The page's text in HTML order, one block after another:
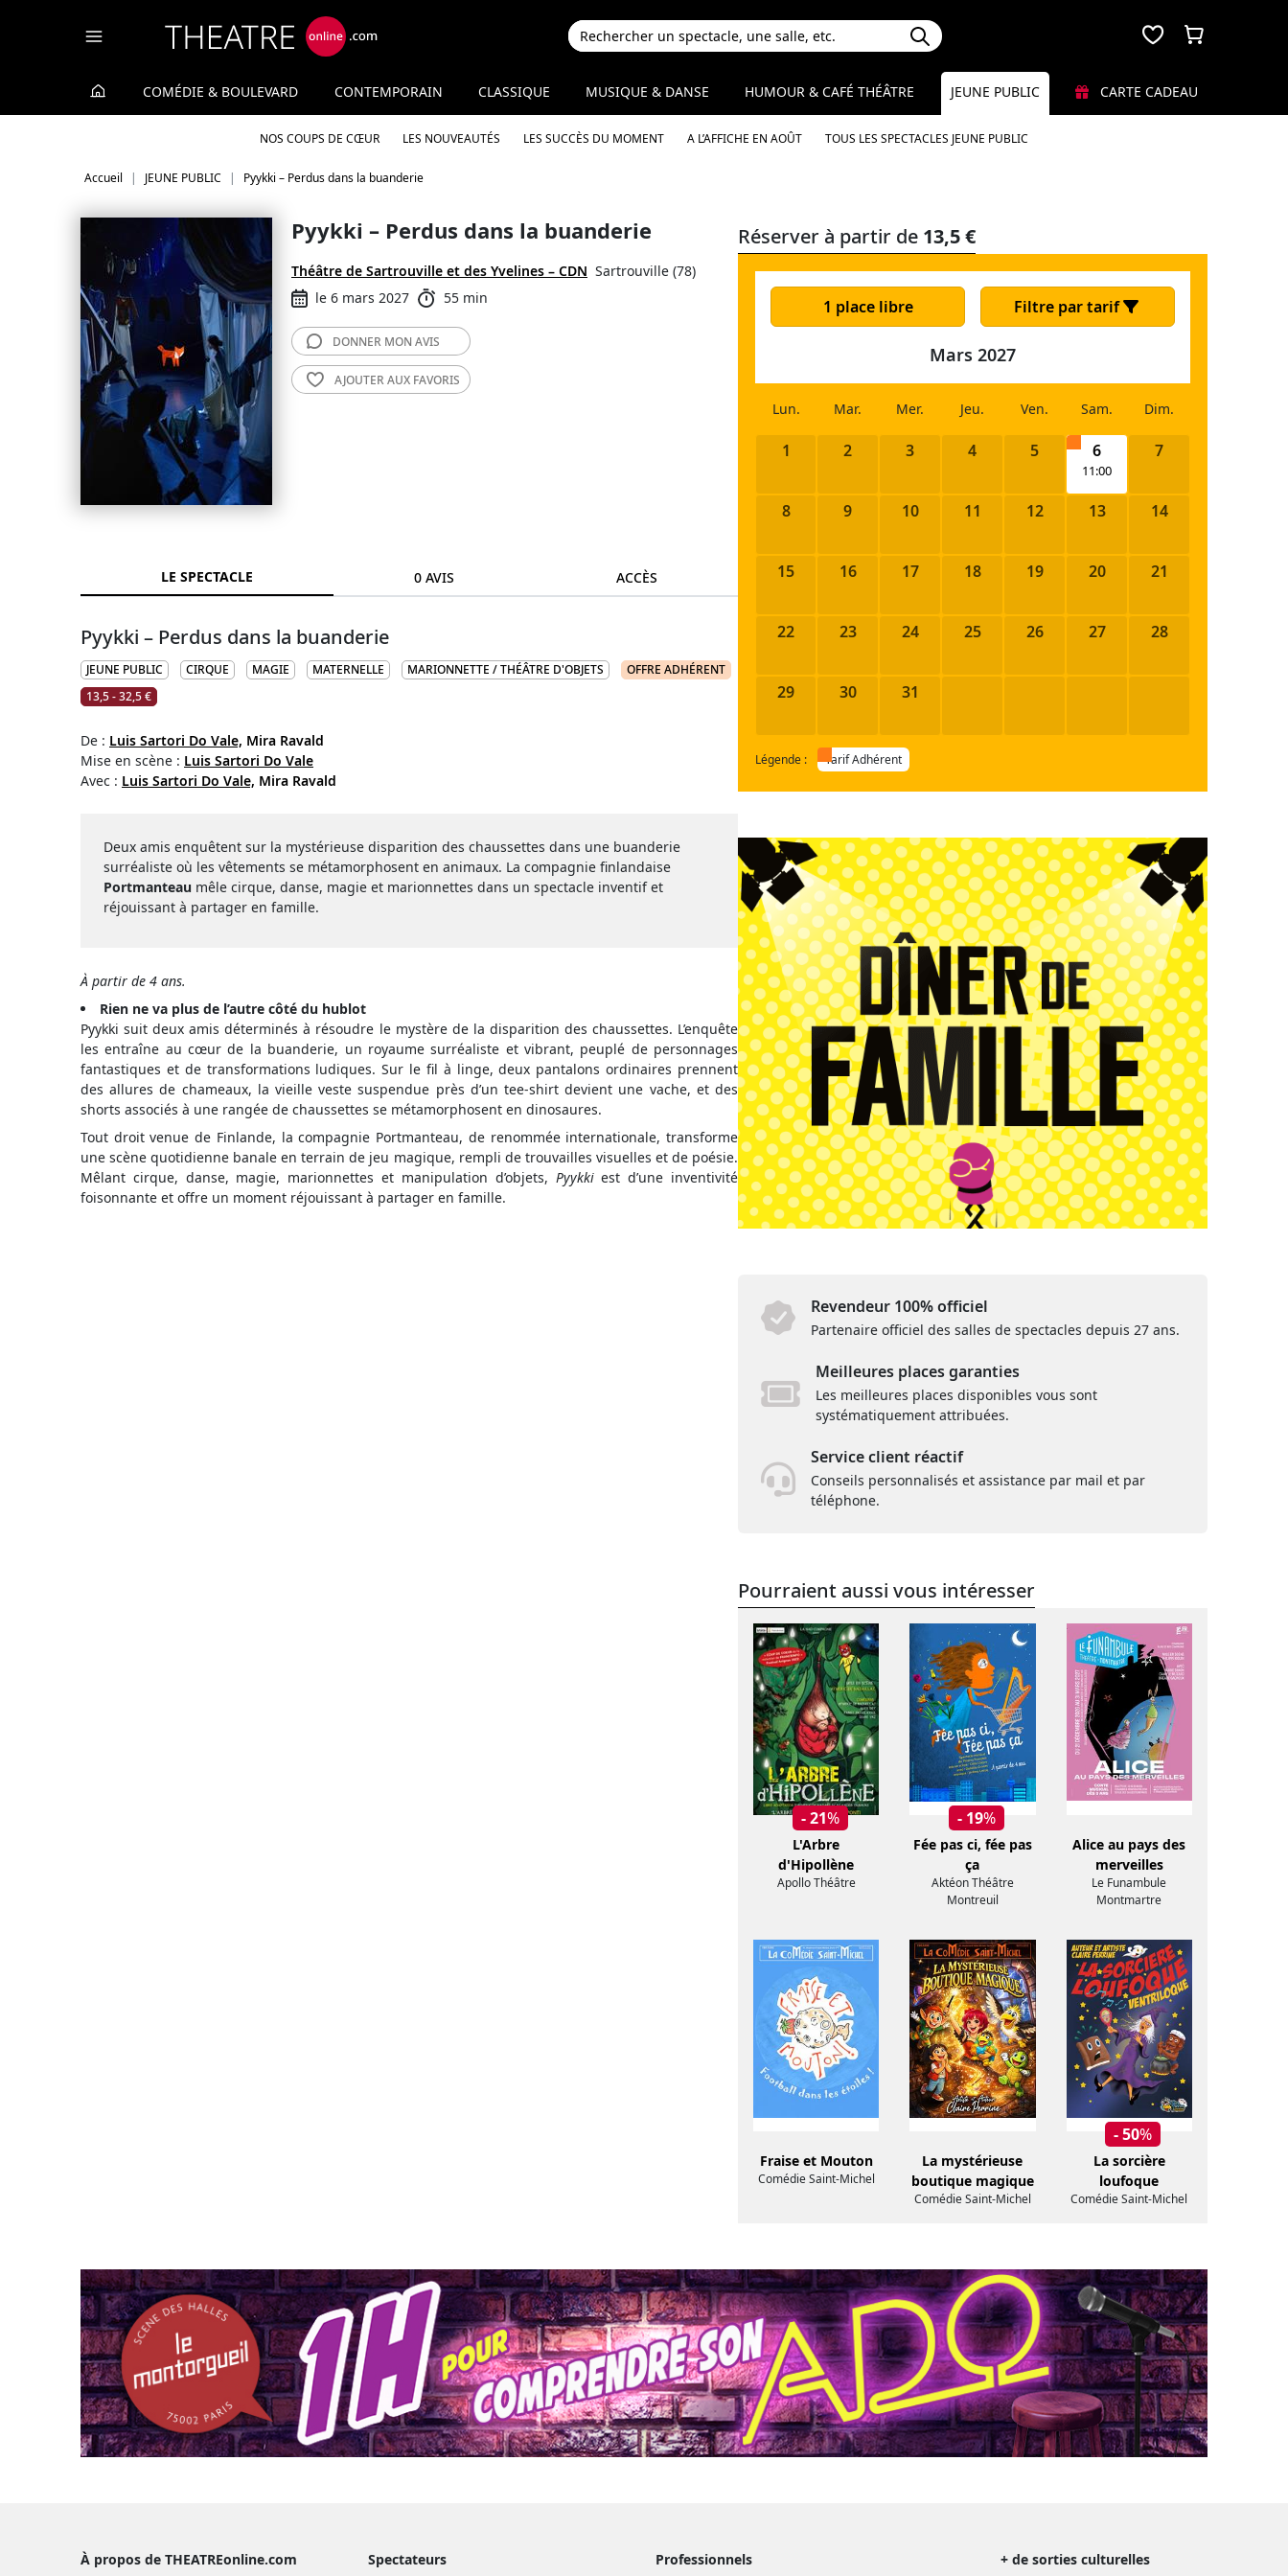
COMÉDIE & BOULEVARD CONTEMPORAIN CLASSIQUE MUSIQUE & DANSE HUMOUR & CAFÉ THÉÂTRE JEUNE PUBLIC
NOS COUPS DE CŒUR LES NOUVEAUTÉS LES SUCCÈS DU MOMENT A L’AFFICHE EN AOÛT TOUS LES SPECTACLES JEUNE PUBLIC
CARTE CADEAU
Accueil JEUNE PUBLIC Pyykki – Perdus dans la buanderie
Pyykki – Perdus dans la buanderie
Théâtre de Sartrouville et des Yvelines – CDN Sartrouville (78)
le 6 mars 2027
55 min
DONNER MON AVIS
AJOUTER AUX FAVORIS
LE SPECTACLE 0 AVIS ACCÈS
Pyykki – Perdus dans la buanderie
JEUNE PUBLIC CIRQUE MAGIE MATERNELLE MARIONNETTE / THÉÂTRE D'OBJETS
OFFRE ADHÉRENT
13,5 - 32,5 €
De : Luis Sartori Do Vale, Mira Ravald
Mise en scène : Luis Sartori Do Vale
Avec : Luis Sartori Do Vale, Mira Ravald
Deux amis enquêtent sur la mystérieuse disparition des chaussettes dans une buanderie
surréaliste où les vêtements se métamorphosent en animaux. La compagnie finlandaise
Portmanteau mêle cirque, danse, magie et marionnettes dans un spectacle inventif et
réjouissant à partager en famille.
À partir de 4 ans.
Rien ne va plus de l’autre côté du hublot
Pyykki suit deux amis déterminés à résoudre le mystère de la disparition des chaussettes. L’enquête
les entraîne au cœur de la buanderie, un royaume surréaliste et vibrant, peuplé de personnages
fantastiques et de transformations ludiques. Sur le fil à linge, deux pantalons ordinaires prennent
des allures de chameaux, la vieille veste suspendue près d’un tee-shirt devient une vache, et des
shorts associés à une rangée de chaussettes se métamorphosent en dinosaures.
Tout droit venue de Finlande, la compagnie Portmanteau, de renommée internationale, transforme
une scène quotidienne banale en terrain de jeu magique, rempli de trouvailles visuelles et de poésie.
Mêlant cirque, danse, magie, marionnettes et manipulation d’objets, Pyykkiest d’une inventivité
foisonnante et offre un moment réjouissant à partager en famille.
Réserver à partir de 13,5 €
1 place libre Filtre par tarif
Mars 2027
Lun. Mar. Mer. Jeu. Ven. Sam. Dim.
1 2 3 4 5 6
11:00
7
8 9 10 11 12 13 14
15 16 17 18 19 20 21
22 23 24 25 26 27 28
29 30 31
Légende : Tarif Adhérent
Revendeur 100% officiel
Partenaire officiel des salles de spectacles depuis 27 ans.
Meilleures places garanties
Les meilleures places disponibles vous sont
systématiquement attribuées.
Service client réactif
Conseils personnalisés et assistance par mail et par
téléphone.
Pourraient aussi vous intéresser
- 21%
L'Arbre
d'Hipollène
Apollo Théâtre
- 19%
Fée pas ci, fée pas
ça
Aktéon Théâtre
Montreuil
Alice au pays des
merveilles
Le Funambule
Montmartre
Fraise et Mouton
Comédie Saint-Michel
La mystérieuse
boutique magique
Comédie Saint-Michel
- 50%
La sorcière
loufoque
Comédie Saint-Michel
À propos de THEATREonline.com Spectateurs Professionnels + de sorties culturelles